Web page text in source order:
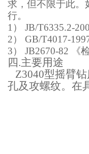
求，但不限于此。
行。
1） JB/T6335.2-
2） GB/T4017-
3） JB2670-82 《
四.主要用途
Z3040型摇臂
孔及攻螺纹。在